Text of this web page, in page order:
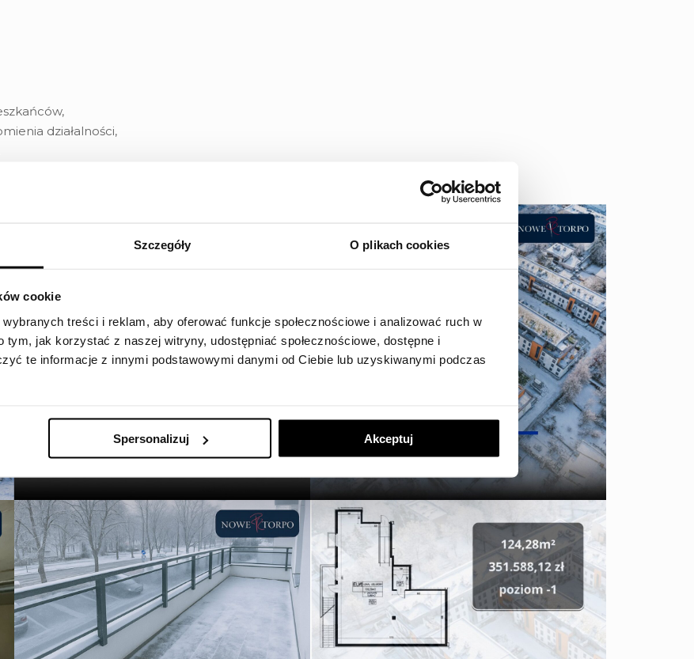
Szczegóły O plikach cookies
cookie
treści i reklam, aby oferować funkcje społecznościowe i analizować ruch w
tym, jak korzystać z naszej witryny, udostępniać społecznościowe, dostępne i
te informacje z innymi podstawowymi danymi od Ciebie lub uzyskiwanymi podczas
Spersonalizuj Akceptuj
działalności,
878